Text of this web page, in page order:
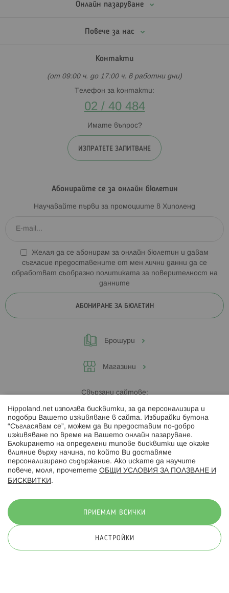
Онлайн пазаруване
Повече за нас
Контакти
(от 09:00 ч. до 17:00 ч. в работни дни)
Телефон за контакти:
02 / 40 484
Имате въпрос?
ИЗПРАТЕТЕ ЗАПИТВАНЕ
Абонирайте се за онлайн бюлетин
Научавайте първи за промоциите в Хиполенд
Желая да се абонирам за онлайн бюлетин и давам
съгласие предоставените от мен лични данни да се
обработват съобразно политиката за поверителност на
данните
АБОНИРАНЕ ЗА БЮЛЕТИН
Брошури
Магазини
Свързани сайтове:
Hippoland.ro
Последвайте ни:
© 2026 Hippoland.net. Всички права запазени
Hippoland.net използва бисквитки, за да персонализира и
подобри Вашето изживяване в сайта. Избирайки бутона
“Съгласявам се”, можем да Ви предоставим по-добро
изживяване по време на Вашето онлайн пазаруване.
Блокирането на определени типове бисквитки ще окаже
влияние върху начина, по който Ви доставяме
персонализирано съдържание. Ако искате да научите
повече, моля, прочетете ОБЩИ УСЛОВИЯ ЗА ПОЛЗВАНЕ И
БИСКВИТКИ .
ПРИЕМАМ ВСИЧКИ
НАСТРОЙКИ